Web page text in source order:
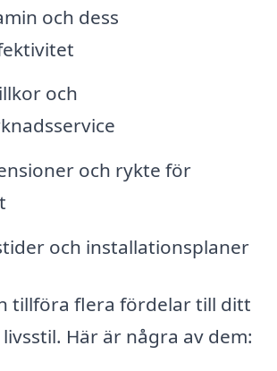
och dess
och
och rykte för
och installationsplaner
tillföra flera fördelar till ditt
Här är några av dem: